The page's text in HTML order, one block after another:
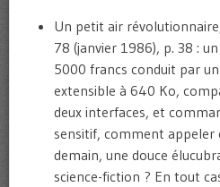
Un petit air
78 (janvier 1986), p. 38 :
5000 francs conduit par
extensible à 640 Ko,
deux interfaces, et
sensitif, comment appeler
demain, une douce
science-fiction ? En tout